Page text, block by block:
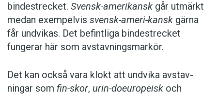
bindestrecket. Svensk-amerikansk går utmärkt
medan exempelvis svensk-ameri-kansk gärna
får undvikas. Det befintliga bindestrecket
fungerar här som avstavningsmarkör.
Det kan också vara klokt att undvika avstav­
ningar som fin-skor, urin-doeuropeisk och